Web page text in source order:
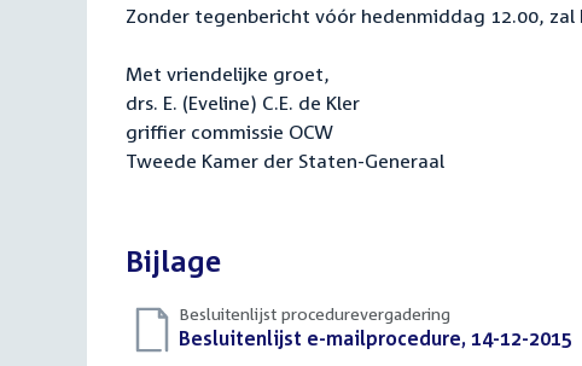
Zonder tegenbericht vóór hedenmiddag 12.00,
Met vriendelijke groet,
drs. E. (Eveline) C.E. de Kler
griffier commissie OCW
Tweede Kamer der Staten-Generaal
Bijlage
Besluitenlijst procedurevergadering
Download
Besluitenlijst e-mailprocedure, 14-12-2015